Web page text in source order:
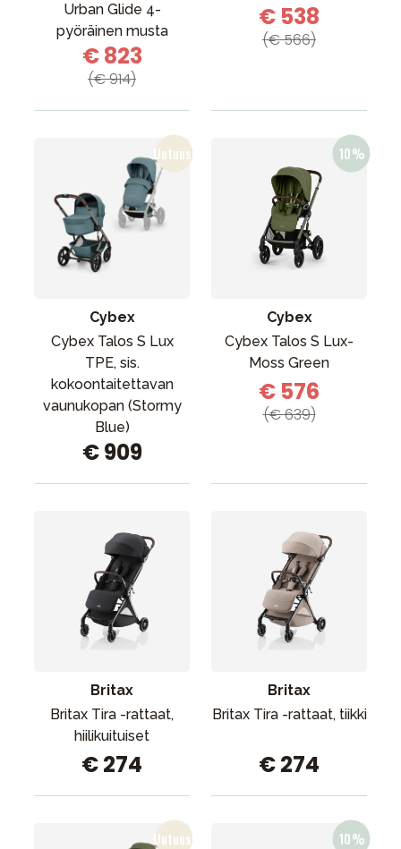
Urban Glide 4-
pyöräinen musta
€ 823
(€ 914)
€ 538
(€ 566)
Cybex
Cybex Talos S Lux
TPE, sis.
kokoontaitettavan
vaunukopan (Stormy
Blue)
€ 909
Cybex
Cybex Talos S Lux-
Moss Green
€ 576
(€ 639)
Britax
Britax Tira -rattaat,
hiilikuituiset
€ 274
Britax
Britax Tira -rattaat, tiikki
€ 274